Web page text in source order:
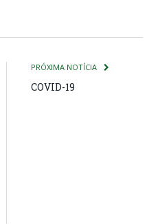
PRÓXIMA NOTÍCIA
COVID-19